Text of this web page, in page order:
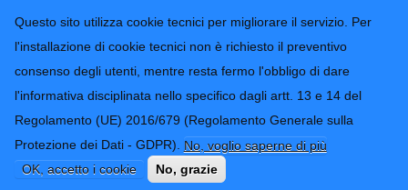
Questo sito utilizza cookie tecnici per migliorare il servizio. Per
l'installazione di cookie tecnici non è richiesto il preventivo
consenso degli utenti, mentre resta fermo l'obbligo di dare
l'informativa disciplinata nello specifico dagli artt. 13 e 14 del
Regolamento (UE) 2016/679 (Regolamento Generale sulla
Protezione dei Dati - GDPR). No, voglio saperne di più
OK, accetto i cookie
No, grazie
Provincia di
Imperia
CONTATTI-URP
TRASPARENZA
Form di ricerca
12 - Il bosco di larice (SIC
M.GERBONTE)